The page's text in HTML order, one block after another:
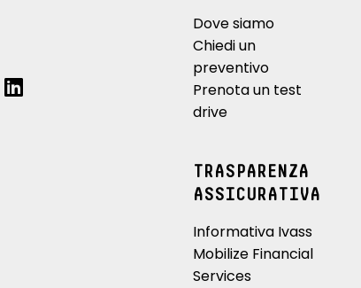
Dove siamo
Chiedi un
preventivo
Prenota un test
drive
TRASPARENZA
ASSICURATIVA
Informativa Ivass
Mobilize Financial
Services